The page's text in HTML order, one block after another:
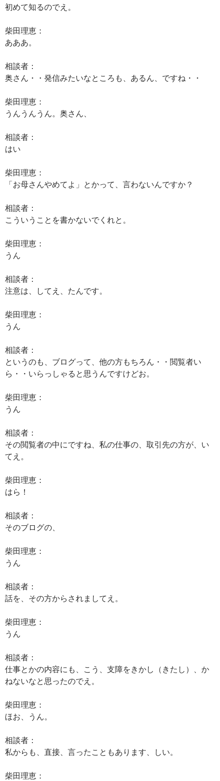
初めて知るのでえ。
柴田理恵：
あああ。
相談者：
奥さん・・発信みたいなところも、あるん、ですね・・
柴田理恵：
うんうんうん。奥さん、
相談者：
はい
柴田理恵：
「お母さんやめてよ」とかって、言わないんですか？
相談者：
こういうことを書かないでくれと。
柴田理恵：
うん
相談者：
注意は、してえ、たんです。
柴田理恵：
うん
相談者：
というのも、ブログって、他の方もちろん・・閲覧者い
ら・・いらっしゃると思うんですけどお。
柴田理恵：
うん
相談者：
その閲覧者の中にですね、私の仕事の、取引先の方が、い
てえ。
柴田理恵：
はら！
相談者：
そのブログの、
柴田理恵：
うん
相談者：
話を、その方からされましてえ。
柴田理恵：
うん
相談者：
仕事とかの内容にも、こう、支障をきかし（きたし）、か
ねないなと思ったのでえ。
柴田理恵：
ほお、うん。
相談者：
私からも、直接、言ったこともあります、しい。
柴田理恵：